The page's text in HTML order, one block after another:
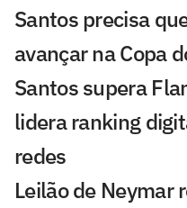
Santos precisa
avançar na Copa
Santos supera
lidera ranking
redes
Leilão de Neymar